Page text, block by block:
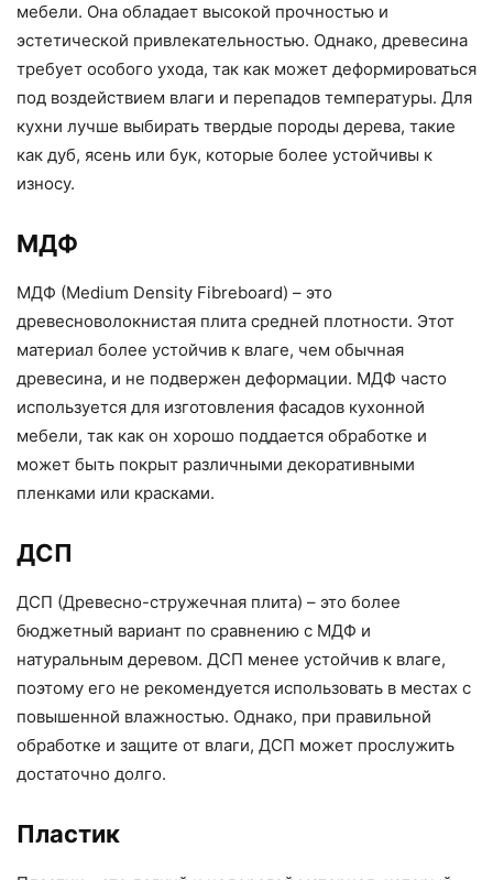
мебели. Она обладает высокой прочностью и
эстетической привлекательностью. Однако, древесина
требует особого ухода, так как может деформироваться
под воздействием влаги и перепадов температуры. Для
кухни лучше выбирать твердые породы дерева, такие
как дуб, ясень или бук, которые более устойчивы к
износу.
МДФ
МДФ (Medium Density Fibreboard) – это
древесноволокнистая плита средней плотности. Этот
материал более устойчив к влаге, чем обычная
древесина, и не подвержен деформации. МДФ часто
используется для изготовления фасадов кухонной
мебели, так как он хорошо поддается обработке и
может быть покрыт различными декоративными
пленками или красками.
ДСП
ДСП (Древесно-стружечная плита) – это более
бюджетный вариант по сравнению с МДФ и
натуральным деревом. ДСП менее устойчив к влаге,
поэтому его не рекомендуется использовать в местах с
повышенной влажностью. Однако, при правильной
обработке и защите от влаги, ДСП может прослужить
достаточно долго.
Пластик